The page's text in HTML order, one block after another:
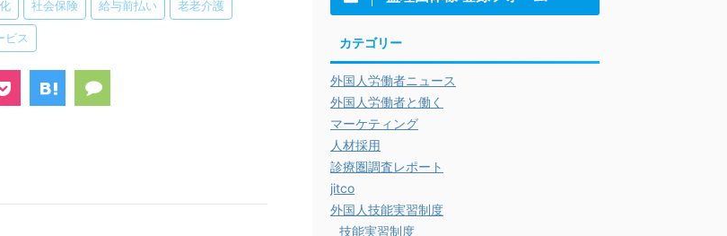
社会保険 給与前払い 老老介護
ビス カテゴリー
外国人労働者ニュース
外国人労働者と働く
マーケティング
人材採用
診療圏調査レポート
jitco
外国人技能実習制度
技能実習制度